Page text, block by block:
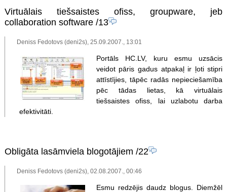
Virtuālais tiešsaistes ofiss, groupware, jeb
collaboration software/13
Deniss Fedotovs (deni2s), 25.09.2007., 13:01
Portāls HC.LV, kuru esmu uzsācis
veidot pāris gadus atpakaļ ir ļoti stipri
attīstījies, tāpēc radās nepieciešamība
pēc tādas lietas, kā virtuālais
tiešsaistes ofiss, lai uzlabotu darba
efektivitāti.
Obligāta lasāmviela blogotājiem /22
Deniss Fedotovs (deni2s), 02.08.2007., 00:46
Esmu redzējis daudz blogus. Diemžēl